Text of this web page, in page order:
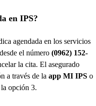
en IPS?
agendada en los servicios
desde el número (0962) 152-
la cita. El asegurado
a través de la app MI IPS o
la opción 3.